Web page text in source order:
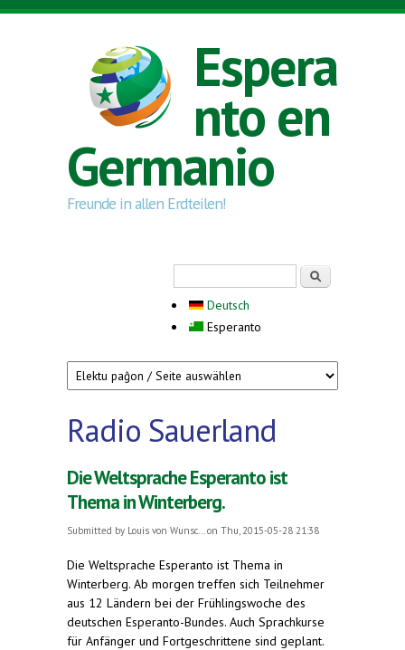
Skip to main content
Espera
nto en
Germanio
Freunde in allen Erdteilen!
Deutsch
Esperanto
Radio Sauerland
Die Weltsprache Esperanto ist
Thema in Winterberg.
Submitted by Louis von Wunsc... on Thu, 2015-05-28 21:38
Die Weltsprache Esperanto ist Thema in
Winterberg. Ab morgen treffen sich Teilnehmer
aus 12 Ländern bei der Frühlingswoche des
deutschen Esperanto-Bundes. Auch Sprachkurse
für Anfänger und Fortgeschrittene sind geplant.